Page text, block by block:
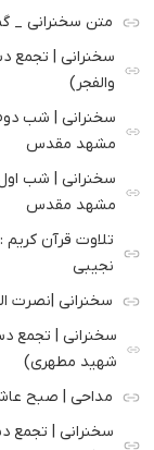
متن سخنرانی _ گمان (2) _ شب
سخنرانی | تجمع
والفجر)
سخنرانی | شب
مشهد مقدس
سخنرانی | شب
مشهد مقدس
تلاوت قرآن
نجیبی
سخنرانی |نصرت
سخنرانی | تجمع
شهید مطهری)
مداحی | صبح عاشورا
سخنرانی | تجمع